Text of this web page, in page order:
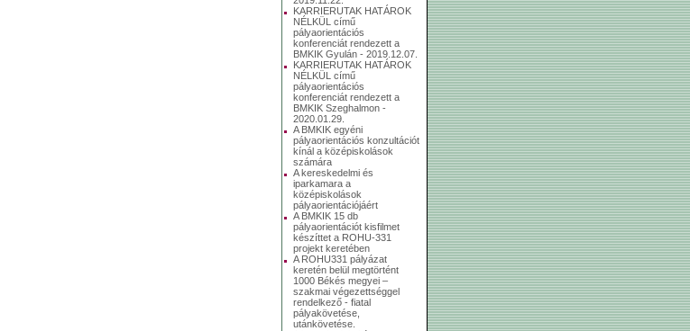
KARRIERUTAK HATÁROK
NÉLKÜL című
pályaorientációs
konferenciát rendezett a
BMKIK Gyulán - 2019.12.07.
KARRIERUTAK HATÁROK
NÉLKÜL című
pályaorientációs
konferenciát rendezett a
BMKIK Szeghalmon -
2020.01.29.
A BMKIK egyéni
pályaorientációs konzultációt
kínál a középiskolások
számára
A kereskedelmi és
iparkamara a
középiskolások
pályaorientációjáért
A BMKIK 15 db
pályaorientációt kisfilmet
készíttet a ROHU-331
projekt keretében
A ROHU331 pályázat
keretén belül megtörtént
1000 Békés megyei –
szakmai végezettséggel
rendelkező - fiatal
pályakövetése,
utánkövetése.